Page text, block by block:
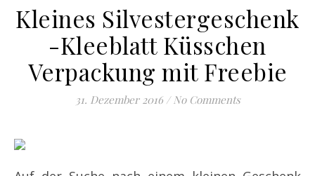
Kleines Silvestergeschenk
-Kleeblatt Küsschen
Verpackung mit Freebie
31. Dezember 2016 / No Comments